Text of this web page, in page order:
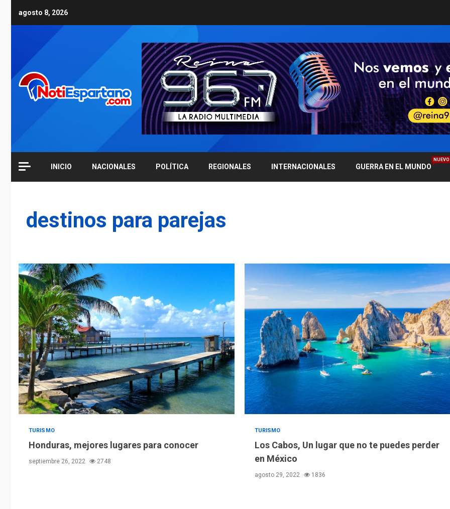
agosto 8, 2026
INICIO NACIONALES POLÍTICA REGIONALES INTERNACIONALES GUERRA EN EL MUNDO
NUEVO
destinos para parejas
TURISMO
Honduras, mejores lugares para conocer
septiembre 26, 2022 2748
TURISMO
Los Cabos, Un lugar que no te puedes perder
en México
agosto 29, 2022 1836